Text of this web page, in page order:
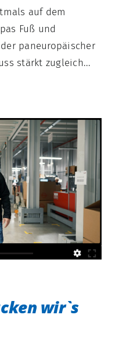
auf dem
Fuß und
paneuropäischer
stärkt zugleich...
wir`s